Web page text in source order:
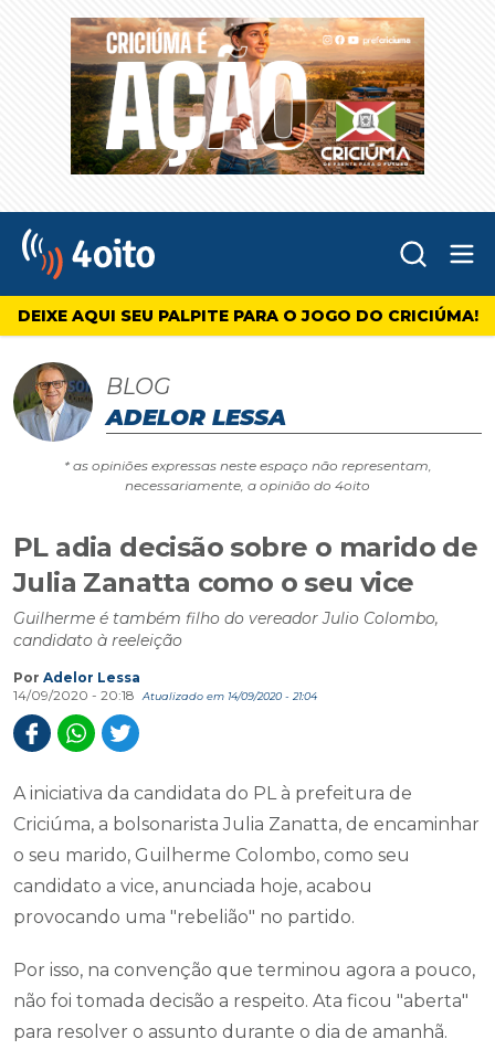
4oito
DEIXE AQUI SEU PALPITE PARA O JOGO DO CRICIÚMA!
BLOG
ADELOR LESSA
* as opiniões expressas neste espaço não representam,
necessariamente, a opinião do 4oito
PL adia decisão sobre o marido de
Julia Zanatta como o seu vice
Guilherme é também filho do vereador Julio Colombo,
candidato à reeleição
Por Adelor Lessa
14/09/2020 - 20:18
Atualizado em 14/09/2020 - 21:04
A iniciativa da candidata do PL à prefeitura de
Criciúma, a bolsonarista Julia Zanatta, de encaminhar
o seu marido, Guilherme Colombo, como seu
candidato a vice, anunciada hoje, acabou
provocando uma "rebelião" no partido.
Por isso, na convenção que terminou agora a pouco,
não foi tomada decisão a respeito. Ata ficou "aberta"
para resolver o assunto durante o dia de amanhã.